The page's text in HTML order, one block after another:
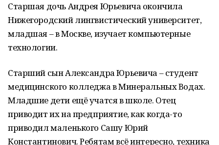
Старшая дочь Андрея Юрьевича окончила
Нижегородский лингвистический университет,
младшая – в Москве, изучает компьютерные
технологии.
Старший сын Александра Юрьевича – студент
медицинского колледжа в Минеральных Водах.
Младшие дети ещё учатся в школе. Отец
приводит их на предприятие, как когда-то
приводил маленького Сашу Юрий
Константинович. Ребятам всё интересно, техника